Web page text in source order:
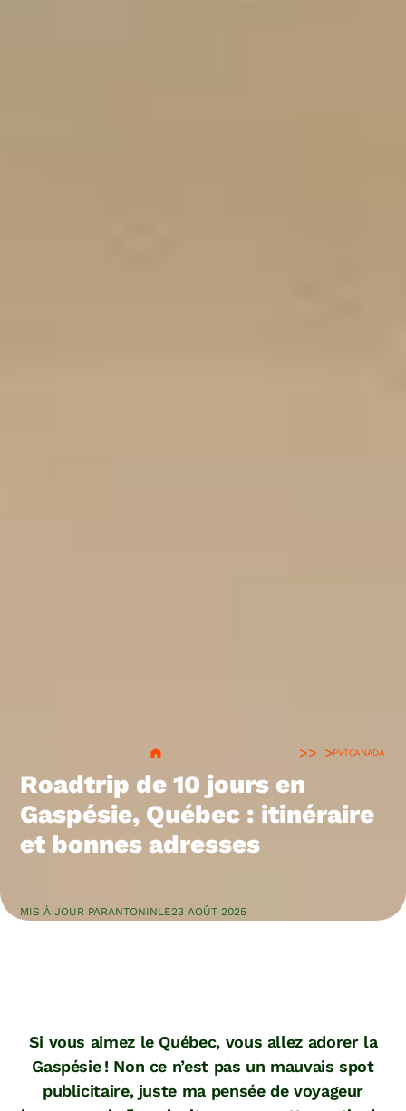
> PVTCANADA
Roadtrip de 10 jours en
Gaspésie, Québec : itinéraire
et bonnes adresses
MIS À JOUR PARANTONINLE23 AOÛT 2025
Si vous aimez le Québec, vous allez adorer la
Gaspésie ! Non ce n’est pas un mauvais spot
publicitaire, juste ma pensée de voyageur